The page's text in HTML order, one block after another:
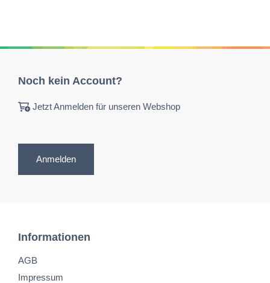
Noch kein Account?
Jetzt Anmelden für unseren Webshop
Anmelden
Informationen
AGB
Impressum